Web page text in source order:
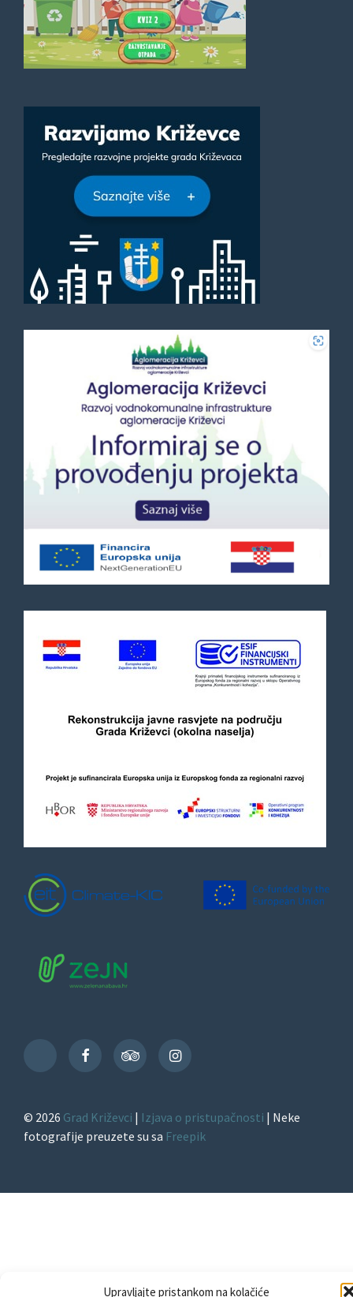
Upravljajte pristankom na kolačiće
TikTok
FacebookTripAdvisorInstagram
© 2026 Grad Križevci | Izjava o pristupačnosti | Neke
fotografije preuzete su sa Freepik